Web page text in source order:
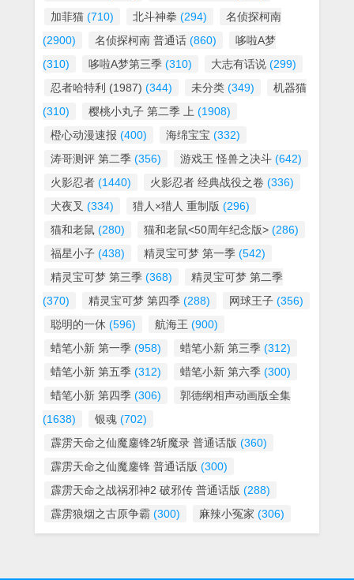
加菲猫 (710) 北斗神拳 (294)
名侦探柯南
(2900)
名侦探柯南 普通话 (860)
哆啦A梦
(310)
哆啦A梦第三季 (310) 大志有话说 (299)
忍者哈特利 (1987) (344) 未分类 (349)
机器猫
(310)
樱桃小丸子 第二季 上 (1908)
橙心动漫速报 (400) 海绵宝宝 (332)
涛哥测评 第二季 (356) 游戏王 怪兽之决斗 (642)
火影忍者 (1440) 火影忍者 经典战役之卷 (336)
犬夜叉 (334) 猎人×猎人 重制版 (296)
猫和老鼠 (280) 猫和老鼠<50周年纪念版> (286)
福星小子 (438) 精灵宝可梦 第一季 (542)
精灵宝可梦 第三季 (368)
精灵宝可梦 第二季
(370)
精灵宝可梦 第四季 (288) 网球王子 (356)
聪明的一休 (596) 航海王 (900)
蜡笔小新 第一季 (958) 蜡笔小新 第三季 (312)
蜡笔小新 第五季 (312) 蜡笔小新 第六季 (300)
蜡笔小新 第四季 (306)
郭德纲相声动画版全集
(1638)
银魂 (702)
霹雳天命之仙魔鏖锋2斩魔录 普通话版 (360)
霹雳天命之仙魔鏖锋 普通话版 (300)
霹雳天命之战祸邪神2 破邪传 普通话版 (288)
霹雳狼烟之古原争霸 (300) 麻辣小冤家 (306)